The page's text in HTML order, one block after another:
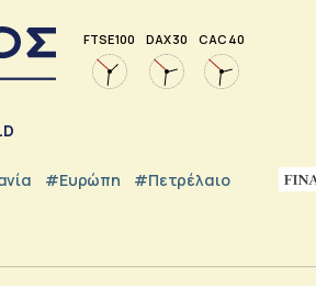
FTSE 100 DAX 30 CAC 40
#Ευρώπη #Πετρέλαιο